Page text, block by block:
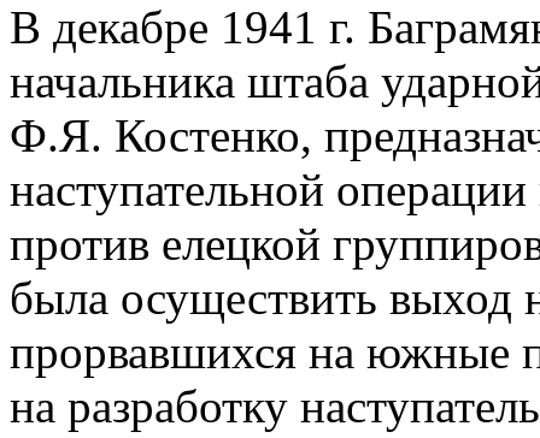
В декабре 1941 г.
начальника штаба
Ф.Я. Костенко,
наступательной
против елецкой
была осуществить выход
прорвавшихся на южные
на разработку